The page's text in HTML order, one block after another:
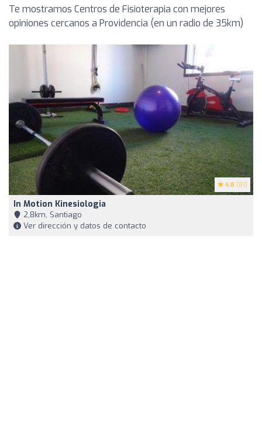
Te mostramos Centros de Fisioterapia con mejores
opiniones cercanos a Providencia (en un radio de 35km)
4.8 (81)
In Motion Kinesiologia
2,8km, Santiago
Ver dirección y datos de contacto